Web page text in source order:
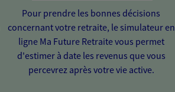
Pour prendre les bonnes décisions
concernant votre retraite, le simulateur en
ligne Ma Future Retraite vous permet
d'estimer à date les revenus que vous
percevrez après votre vie active.